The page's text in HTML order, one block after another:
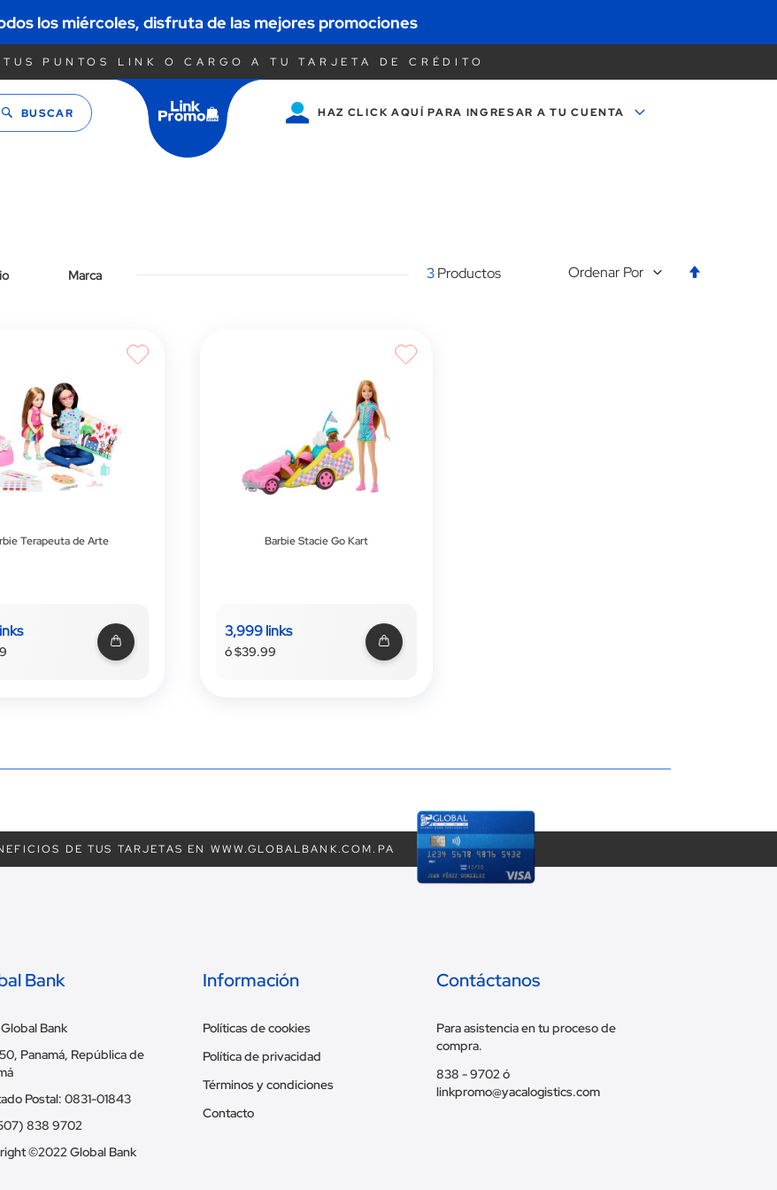
los miércoles, disfruta de las mejores promociones
PUNTOS LINK O CARGO A TU TARJETA DE CRÉDITO
BUSCAR HAZ CLICK AQUÍ PARA INGRESAR A TU CUENTA
Saltar
Marca 3Productos Ordenar Por
Terapeuta de Arte Barbie Stacie Go Kart
3,999 links
ó $39.99
DE TUS TARJETAS EN WWW.GLOBALBANK.COM.PA
Bank
Bank
Panamá, República de
Postal: 0831-01843
838 9702
©2022 Global Bank
Información
Políticas de cookies
Política de privacidad
Términos y condiciones
Contacto
Contáctanos
Para asistencia en tu proceso de
compra.
838 - 9702 ó
linkpromo@yacalogistics.com